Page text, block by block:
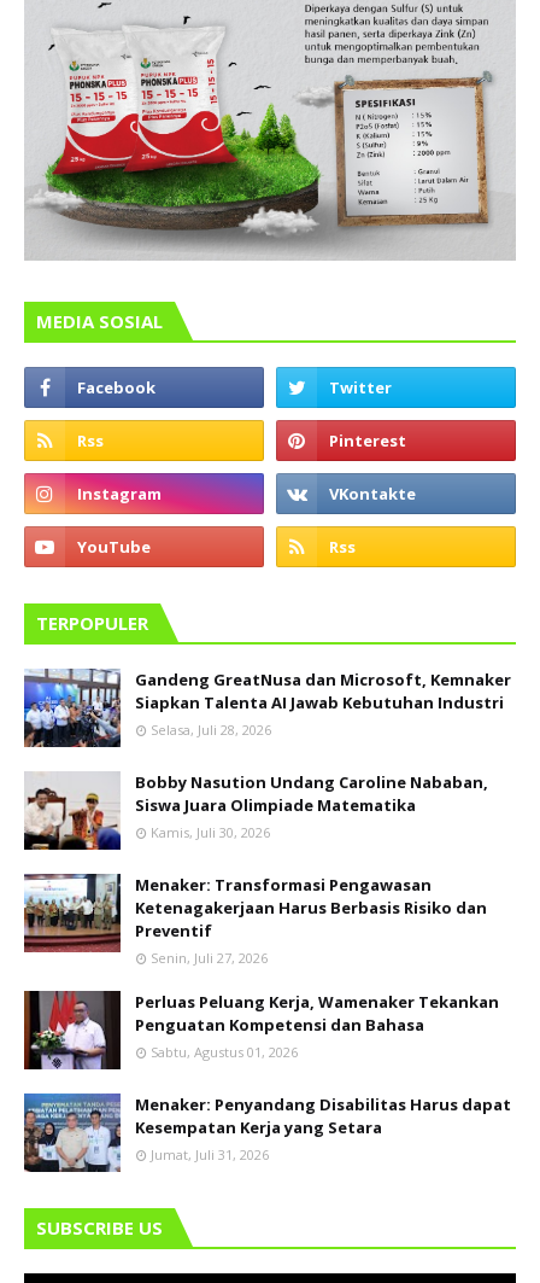
MEDIA SOSIAL
TERPOPULER
Gandeng GreatNusa dan Microsoft, Kemnaker
Siapkan Talenta AI Jawab Kebutuhan Industri
Selasa, Juli 28, 2026
Bobby Nasution Undang Caroline Nababan,
Siswa Juara Olimpiade Matematika
Kamis, Juli 30, 2026
Menaker: Transformasi Pengawasan
Ketenagakerjaan Harus Berbasis Risiko dan
Preventif
Senin, Juli 27, 2026
Perluas Peluang Kerja, Wamenaker Tekankan
Penguatan Kompetensi dan Bahasa
Sabtu, Agustus 01, 2026
Menaker: Penyandang Disabilitas Harus dapat
Kesempatan Kerja yang Setara
Jumat, Juli 31, 2026
SUBSCRIBE US